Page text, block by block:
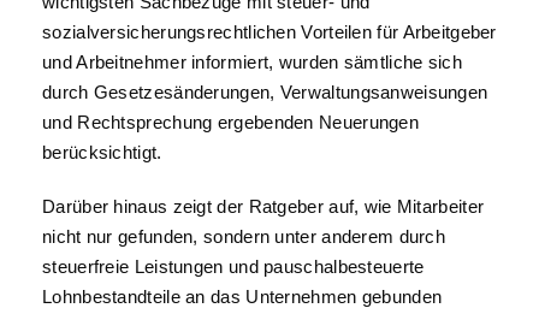
sozialversicherungsrechtlichen Vorteilen für Arbeitgeber
und Arbeitnehmer informiert, wurden sämtliche sich
durch Gesetzesänderungen, Verwaltungsanweisungen
und Rechtsprechung ergebenden Neuerungen
berücksichtigt.
Darüber hinaus zeigt der Ratgeber auf, wie Mitarbeiter
nicht nur gefunden, sondern unter anderem durch
steuerfreie Leistungen und pauschalbesteuerte
Lohnbestandteile an das Unternehmen gebunden